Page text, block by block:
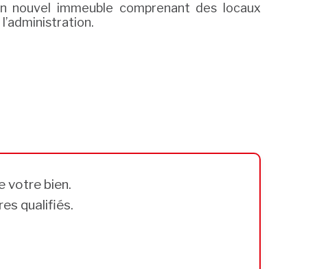
immeuble comprenant des locaux
votre bien.
qualifiés.